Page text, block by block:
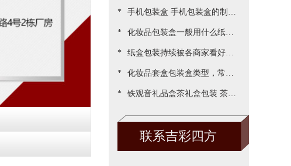
少，实际测算的尺寸更精准[吉
彩四方]
* 手机包装盒 手机包装盒的制作
过程[吉彩四方]详解包装的制
作流程
* 化妆品包装盒一般用什么纸，
说说常用的材质都有哪些[吉彩
四方]
* 纸盒包装持续被各商家看好，
源于国家对环保的重视与监管
[吉彩四方]新闻
* 化妆品套盒包装盒类型，常见
的包装盒型有哪些呢？[吉彩四
方]
* 铁观音礼品盒茶礼盒包装 茶叶
包装盒礼盒定制厂家[吉彩四
联系吉彩四方